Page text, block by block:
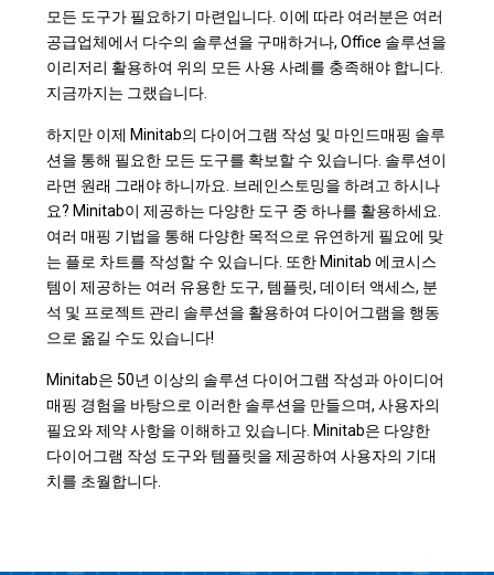
모든 도구가 필요하기 마련입니다. 이에 따라 여러분은 여러
공급업체에서 다수의 솔루션을 구매하거나, Office 솔루션을
이리저리 활용하여 위의 모든 사용 사례를 충족해야 합니다.
지금까지는 그랬습니다.
하지만 이제 Minitab의 다이어그램 작성 및 마인드매핑 솔루
션을 통해 필요한 모든 도구를 확보할 수 있습니다. 솔루션이
라면 원래 그래야 하니까요. 브레인스토밍을 하려고 하시나
요? Minitab이 제공하는 다양한 도구 중 하나를 활용하세요.
여러 매핑 기법을 통해 다양한 목적으로 유연하게 필요에 맞
는 플로 차트를 작성할 수 있습니다. 또한 Minitab 에코시스
템이 제공하는 여러 유용한 도구, 템플릿, 데이터 액세스, 분
석 및 프로젝트 관리 솔루션을 활용하여 다이어그램을 행동
으로 옮길 수도 있습니다!
Minitab은 50년 이상의 솔루션 다이어그램 작성과 아이디어
매핑 경험을 바탕으로 이러한 솔루션을 만들으며, 사용자의
필요와 제약 사항을 이해하고 있습니다. Minitab은 다양한
다이어그램 작성 도구와 템플릿을 제공하여 사용자의 기대
치를 초월합니다.